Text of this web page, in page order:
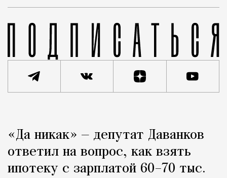
Город
«Да никак» — депутат Даванков
ответил на вопрос, как взять
ипотеку с зарплатой 60–70 тыс.